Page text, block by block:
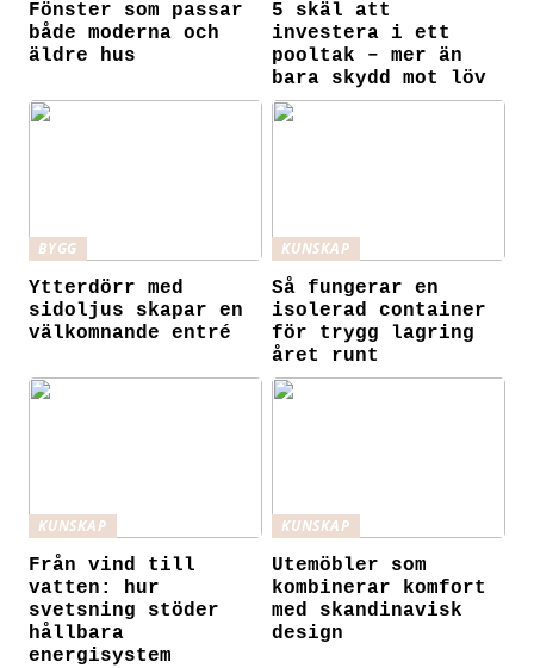
Fönster som passar
både moderna och
äldre hus
5 skäl att
investera i ett
pooltak – mer än
bara skydd mot löv
BYGG
Ytterdörr med
sidoljus skapar en
välkomnande entré
KUNSKAP
Så fungerar en
isolerad container
för trygg lagring
året runt
KUNSKAP
Från vind till
vatten: hur
svetsning stöder
hållbara
energisystem
KUNSKAP
Utemöbler som
kombinerar komfort
med skandinavisk
design